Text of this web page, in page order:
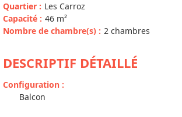
Quartier : Les Carroz
Capacité : 46 m²
Nombre de chambre(s) : 2 chambres
DESCRIPTIF DÉTAILLÉ
Configuration :
Balcon